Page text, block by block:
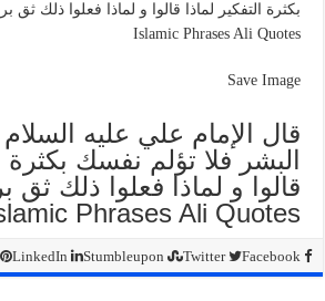
Save Image
قال الإمام علي عليه السلام
البشر فلا تؤلم نفسك بكثرة
Phrases Ali Quotes
Facebook
Twitter
Stumbleupon
LinkedIn